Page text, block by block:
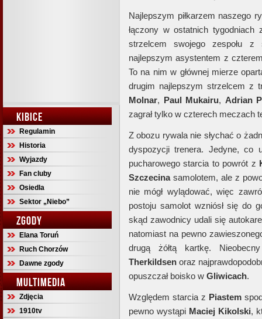
KIBICE
Regulamin
Historia
Wyjazdy
Fan cluby
Osiedla
Sektor „Niebo”
ZGODY
Elana Toruń
Ruch Chorzów
Dawne zgody
MULTIMEDIA
Zdjęcia
1910tv
Najlepszym piłkarzem naszego
łączony w ostatnich
strzelcem swojego zespołu
najlepszym asystentem z
To na nim w głównej mierze
drugim najlepszym strzelcem z
Molnar, Paul Mukairu, Adrian
zagrał tylko w czterech meczach
Z obozu rywala nie słychać o
dyspozycji trenera. Jedyne, co
pucharowego starcia to powrót z
Szczecinasamolotem, ale z
nie mógł wylądować, więc
postoju samolot wzniósł się do
skąd zawodnicy udali się
natomiast na pewno
drugą żółtą kartkę.
Therkildsen oraz
opuszczał boisko w Gliwicach.
Względem starcia z Piastem
pewno wystąpi Maciej Kikolski,